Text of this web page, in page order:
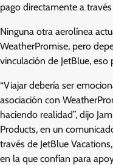
pago directamente a
Ninguna otra aerolínea
WeatherPromise, pero
vinculación de JetBlue,
“Viajar debería ser
asociación con
haciendo realidad”, dijo
Products, en un
través de JetBlue
en la que confían para